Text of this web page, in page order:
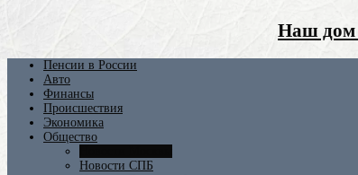
Наш дом
Пенсии в России
Авто
Финансы
Происшествия
Экономика
Общество
Новости СПБ